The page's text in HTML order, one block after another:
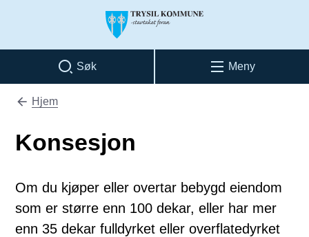
Trysil kommune
Søk Meny
Du er her:
Hjem
Konsesjon
Om du kjøper eller overtar bebygd eiendom
som er større enn 100 dekar, eller har mer
enn 35 dekar fulldyrket eller overflatedyrket